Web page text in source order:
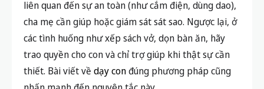
liên quan đến sự an toàn (như cắm điện, dùng dao),
cha mẹ cần giúp hoặc giám sát sát sao. Ngược lại, ở
các tình huống như xếp sách vở, dọn bàn ăn, hãy
trao quyền cho con và chỉ trợ giúp khi thật sự cần
thiết. Bài viết về dạy conđúng phương pháp cũng